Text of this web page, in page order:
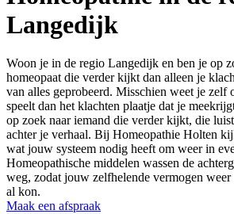
Langedijk
Woon je in de regio Langedijk en ben je op
homeopaat die verder kijkt dan alleen je
van alles geprobeerd. Misschien weet je zelf
speelt dan het klachten plaatje dat je
op zoek naar iemand die verder kijkt, die
achter je verhaal. Bij Homeopathie Holten
wat jouw systeem nodig heeft om weer in
Homeopathische middelen wassen de
weg, zodat jouw zelfhelende vermogen
al kon.
Maak een afspraak